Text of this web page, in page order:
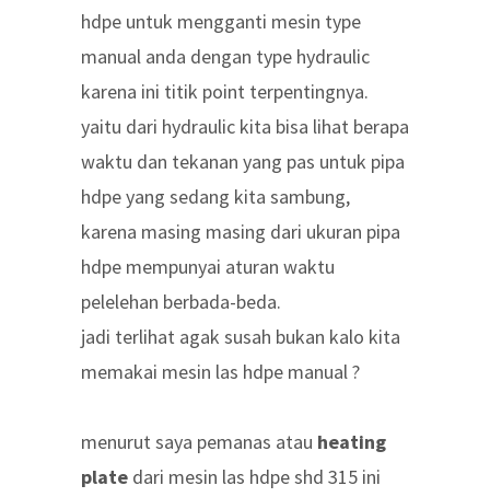
hdpe untuk mengganti mesin type
manual anda dengan type hydraulic
karena ini titik point terpentingnya.
yaitu dari hydraulic kita bisa lihat berapa
waktu dan tekanan yang pas untuk pipa
hdpe yang sedang kita sambung,
karena masing masing dari ukuran pipa
hdpe mempunyai aturan waktu
pelelehan berbada-beda.
jadi terlihat agak susah bukan kalo kita
memakai mesin las hdpe manual ?
menurut saya pemanas atau heating
plate dari mesin las hdpe shd 315 ini